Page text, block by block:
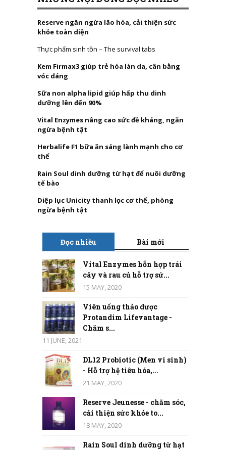
Reserve ngăn ngừa lão hóa, cải thiện sức
khỏe toàn diện
Thực phẩm sinh tồn – The survival tabs
Kem Firmax3 giúp trẻ hóa làn da, cân bằng
vóc dáng
Sữa non alpha lipid giúp hấp thu dinh
dưỡng lên đến 90%
Vital Enzymes nâng cao sức đề kháng, ngăn
ngừa bệnh tật
Herbalife F1 bữa ăn sáng lành mạnh cho cơ
thể
Rain Soul dinh dưỡng từ hạt để nuôi dưỡng
tế bào
Diệp lục Unicity thanh lọc cơ thể, phòng
ngừa bệnh tật
Đọc nhiều Bài mới
Vital Enzymes hỗn hợp trái
cây và rau củ hỗ trợ sứ...
15 MAY, 2020
Viên uống thảo dược
Protandim Lifevantage -
Chăm s...
11 JUNE, 2021
DL12 Probiotic (Men vi sinh)
- Hỗ trợ hệ tiêu hóa,...
21 MAY, 2020
Reserve Jeunesse - chăm sóc,
cải thiện sức khỏe to...
18 MAY, 2020
Rain Soul dinh dưỡng từ hạt